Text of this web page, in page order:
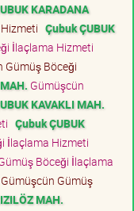
KARADANA
Çubuk ÇUBUK
İlaçlama Hizmeti
Gümüş Böceği
Gümüşcün
KAVAKLI MAH.
Çubuk ÇUBUK
İlaçlama Hizmeti
Böceği İlaçlama
Gümüşcün Gümüş
MAH.